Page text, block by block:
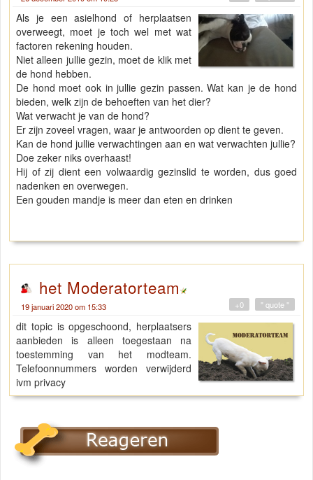
Als je een asielhond of herplaatsen
overweegt, moet je toch wel met wat
factoren rekening houden.
Niet alleen jullie gezin, moet de klik met
de hond hebben.
De hond moet ook in jullie gezin passen. Wat kan je de hond
bieden, welk zijn de behoeften van het dier?
Wat verwacht je van de hond?
Er zijn zoveel vragen, waar je antwoorden op dient te geven.
Kan de hond jullie verwachtingen aan en wat verwachten jullie?
Doe zeker niks overhaast!
Hij of zij dient een volwaardig gezinslid te worden, dus goed
nadenken en overwegen.
Een gouden mandje is meer dan eten en drinken
het Moderatorteam
19 januari 2020 om 15:33 " quote "
+0
dit topic is opgeschoond, herplaatsers
aanbieden is alleen toegestaan na
toestemming van het modteam.
Telefoonnummers worden verwijderd
ivm privacy